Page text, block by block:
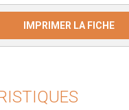
IMPRIMER LA FICHE